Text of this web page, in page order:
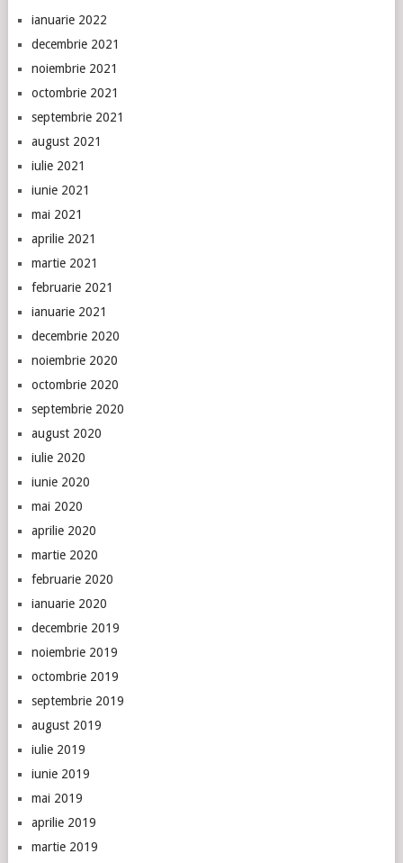
ianuarie 2022
decembrie 2021
noiembrie 2021
octombrie 2021
septembrie 2021
august 2021
iulie 2021
iunie 2021
mai 2021
aprilie 2021
martie 2021
februarie 2021
ianuarie 2021
decembrie 2020
noiembrie 2020
octombrie 2020
septembrie 2020
august 2020
iulie 2020
iunie 2020
mai 2020
aprilie 2020
martie 2020
februarie 2020
ianuarie 2020
decembrie 2019
noiembrie 2019
octombrie 2019
septembrie 2019
august 2019
iulie 2019
iunie 2019
mai 2019
aprilie 2019
martie 2019